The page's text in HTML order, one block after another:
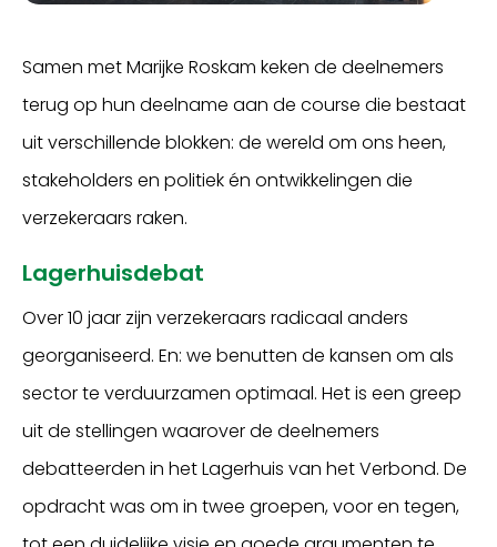
Samen met Marijke Roskam keken de deelnemers
terug op hun deelname aan de course die bestaat
uit verschillende blokken: de wereld om ons heen,
stakeholders en politiek én ontwikkelingen die
verzekeraars raken.
Lagerhuisdebat
Over 10 jaar zijn verzekeraars radicaal anders
georganiseerd. En: we benutten de kansen om als
sector te verduurzamen optimaal. Het is een greep
uit de stellingen waarover de deelnemers
debatteerden in het Lagerhuis van het Verbond. De
opdracht was om in twee groepen, voor en tegen,